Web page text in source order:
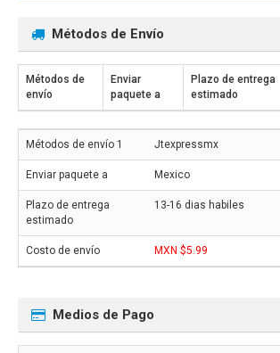
Métodos de Envío
Métodos de
envío
Enviar
paquete a
Plazo de entrega
estimado
Jtexpressmx
Mexico
13-16 dias habiles
MXN $5.99
Medios de Pago